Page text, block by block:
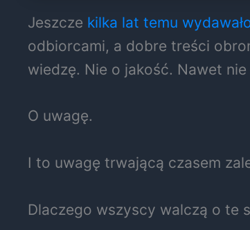
Jeszcze kilka lat temu
odbiorcami, a dobre treści
wiedzę. Nie o jakość. Nawet
O uwagę.
I to uwagę trwającą czasem
Dlaczego wszyscy walczą o te